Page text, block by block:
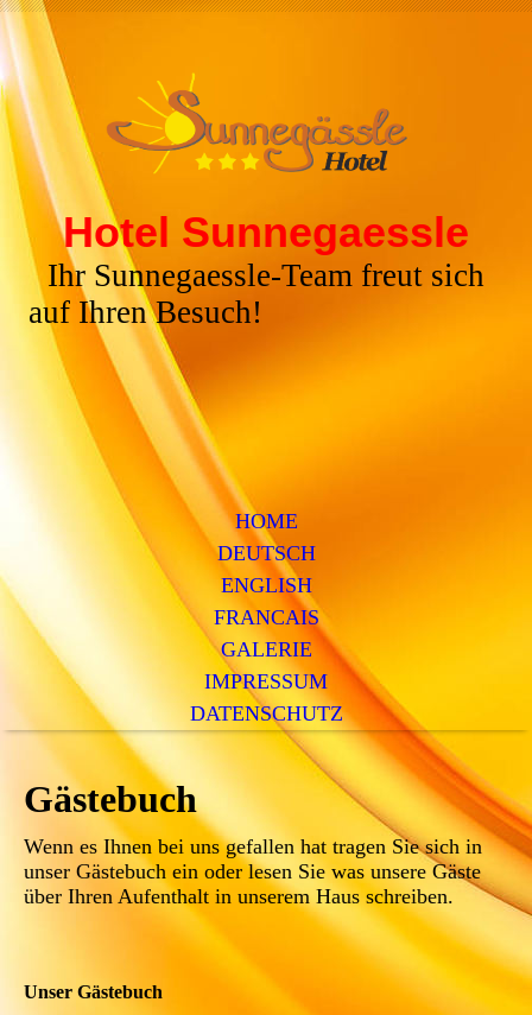
Hotel Sunnegaessle
Ihr Sunnegaessle-Team freut sich
auf Ihren Besuch!
HOME
DEUTSCH
ENGLISH
FRANCAIS
GALERIE
IMPRESSUM
DATENSCHUTZ
Gästebuch
Wenn es Ihnen bei uns gefallen hat tragen Sie sich in
unser Gästebuch ein oder lesen Sie was unsere Gäste
über Ihren Aufenthalt in unserem Haus schreiben.
Unser Gästebuch